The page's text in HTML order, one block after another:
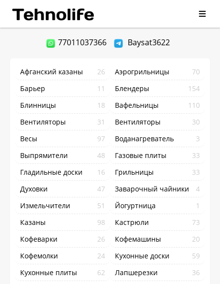
77011037366 Baysat3622
Афганский казаны 26 Аэрогрильницы
70
Барьер
11 Блендеры
154
Блинницы
18 Вафельницы
110
Вентиляторы
31 Вентиляторы
30
Весы
97 Воданагреватель
3
Выпрямители
48 Газовые плиты
33
Гладильные доски
16 Грильницы
33
Духовки
47 Заварочный чайники
4
Измельчители
51 Йогуртница
1
Казаны
98 Кастрюли
73
Кофеварки
26 Кофемашины
20
Кофемолки
24 Кухонные доски
59
Кухонные плиты
62 Лапшерезки
36